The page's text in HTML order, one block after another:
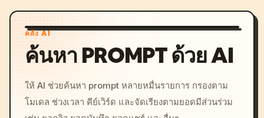
คลัง AI
ค้นหา PROMPT ด้วย AI
ให้ AI ช่วยค้นหา prompt หลายหมื่นรายการ กรองตาม
โมเดล ช่วงเวลา คีย์เวิร์ด และจัดเรียงตามยอดมีส่วนร่วม